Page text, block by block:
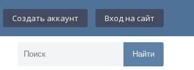
Создать аккаунт Вход на сайт
Найти